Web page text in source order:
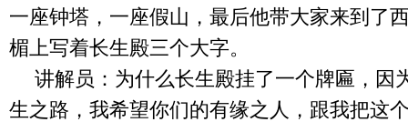
一座钟塔，一座假山，最后他带大家来到了
楣上写着长生殿三个大字。
讲解员：为什么长生殿挂了一个牌匾，因
生之路，我希望你们的有缘之人，跟我把这